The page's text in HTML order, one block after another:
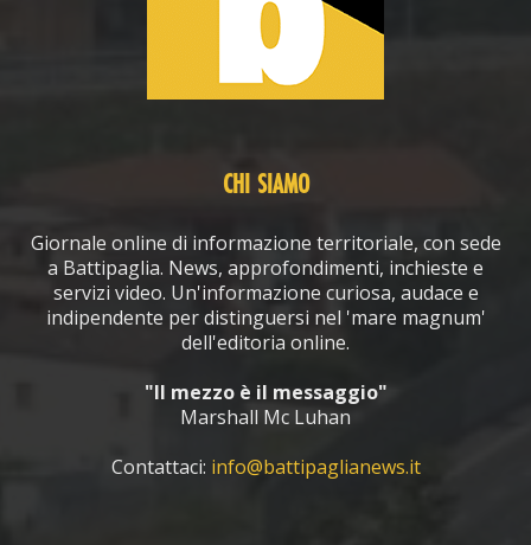
CHI SIAMO
Giornale online di informazione territoriale, con sede
a Battipaglia. News, approfondimenti, inchieste e
servizi video. Un'informazione curiosa, audace e
indipendente per distinguersi nel 'mare magnum'
dell'editoria online.
"Il mezzo è il messaggio"
Marshall Mc Luhan
Contattaci: info@battipaglianews.it